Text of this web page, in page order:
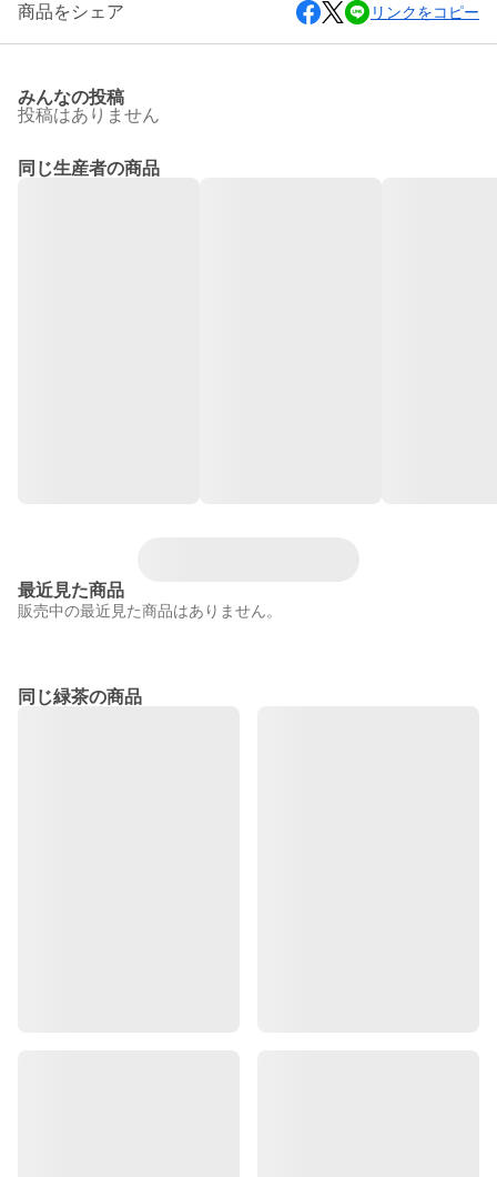
商品をシェア リンクをコピー
みんなの投稿
投稿はありません
同じ生産者の商品
最近見た商品
販売中の最近見た商品はありません。
同じ緑茶の商品